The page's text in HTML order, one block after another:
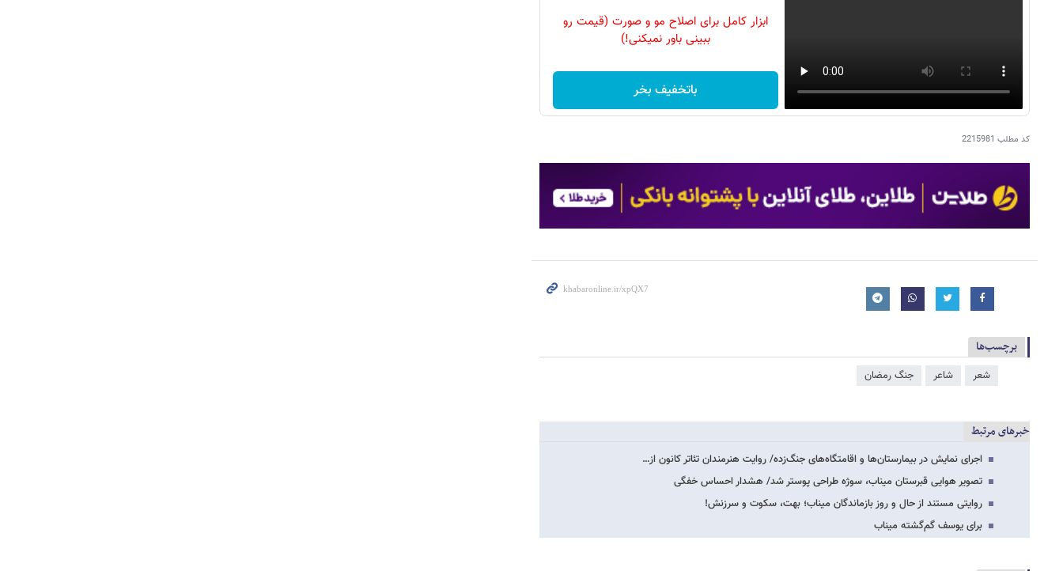
ابزار کامل برای اصلاح مو و صورت (قیمت رو
ببینی باور نمیکنی!)
باتخفیف بخر
کد مطلب 2215981
برچسب‌ها
شعر شاعر جنگ رمضان
خبرهای مرتبط
اجرای نمایش در بیمارستان‌ها و اقامتگاه‌های جنگ‌زده/ روایت هنرمندان تئاتر کانون از…
تصویر هوایی قبرستان میناب، سوژه طراحی پوستر شد/ هشدار احساس خفگی
روایتی مستند از حال و روز بازماندگان میناب؛ بهت، سکوت و سرزنش!
برای یوسف گم‌گشته‌ میناب